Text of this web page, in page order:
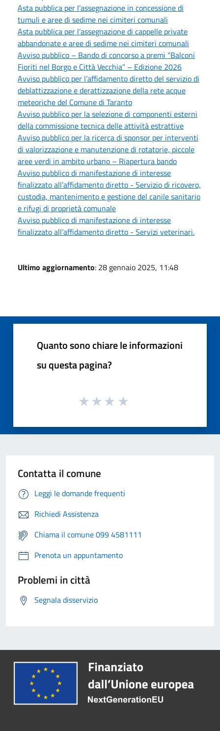
Asta pubblica per l’assegnazione in concessione di
tumuli e aree di sedime nei cimiteri comunali
Asta pubblica per l’assegnazione di cappelle private
abbandonate e aree di sedime nei cimiteri comunali
Avviso pubblico – Bando di concorso a premi “Balconi
Fioriti nel Borgo e Città Vecchia” – Edizione 2026
Avviso pubblico per l’affidamento diretto del servizio di
deblattizzazione e derattizzazione della rete acque
meteoriche del Comune di Taranto
Avviso pubblico per la selezione di componenti esterni
della commissione tecnica delle attività estrattive
Avviso pubblico per la ricerca di sponsor per interventi
di valorizzazione e manutenzione di rotatorie, piccole
aree verdi in ambito urbano – Riapertura bando
Avviso pubblico di manifestazione di interesse
finalizzato all’affidamento diretto - Servizio di ricovero,
custodia, mantenimento e gestione del canile sanitario
e rifugi di proprietà comunale
Avviso pubblico di manifestazione di interesse
finalizzato all’affidamento diretto - Servizi veterinari.
Ultimo aggiornamento: 28 gennaio 2025, 11:48
Quanto sono chiare le informazioni
su questa pagina?
Contatta il comune
Leggi le domande frequenti
Richiedi Assistenza
Chiama il comune 099 4581111
Prenota un appuntamento
Problemi in città
Segnala disservizio